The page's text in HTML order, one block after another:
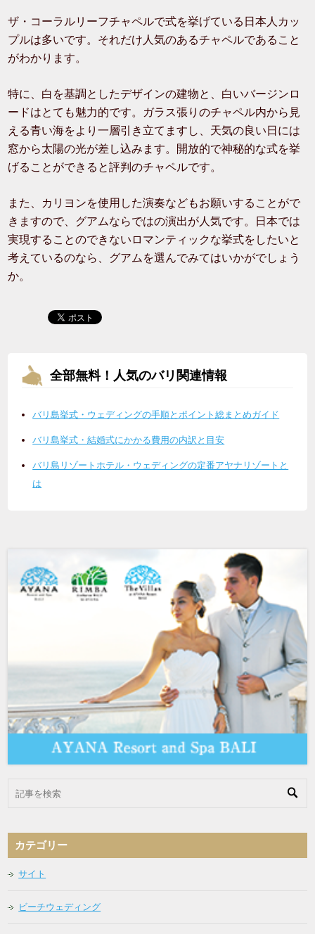
ザ・コーラルリーフチャペルで式を挙げている日本人カッ
プルは多いです。それだけ人気のあるチャペルであること
がわかります。
特に、白を基調としたデザインの建物と、白いバージンロ
ードはとても魅力的です。ガラス張りのチャペル内から見
える青い海をより一層引き立てますし、天気の良い日には
窓から太陽の光が差し込みます。開放的で神秘的な式を挙
げることができると評判のチャペルです。
また、カリヨンを使用した演奏などもお願いすることがで
きますので、グアムならではの演出が人気です。日本では
実現することのできないロマンティックな挙式をしたいと
考えているのなら、グアムを選んでみてはいかがでしょう
か。
全部無料！人気のバリ関連情報
バリ島挙式・ウェディングの手順とポイント総まとめガイド
バリ島挙式・結婚式にかかる費用の内訳と目安
バリ島リゾートホテル・ウェディングの定番アヤナリゾートと
は
カテゴリー
サイト
ビーチウェディング